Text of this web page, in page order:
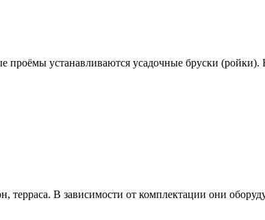
проёмы устанавливаются усадочные бруски (ройки).
терраса. В зависимости от комплектации они